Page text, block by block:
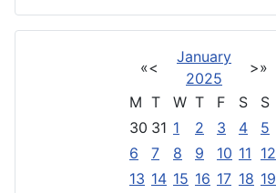
«<
January
2025
>»
M T W T F S
S
30 31 1 2 3 4
5
6
7 8 9 10 11 12
13 14 15 16 17 18 19